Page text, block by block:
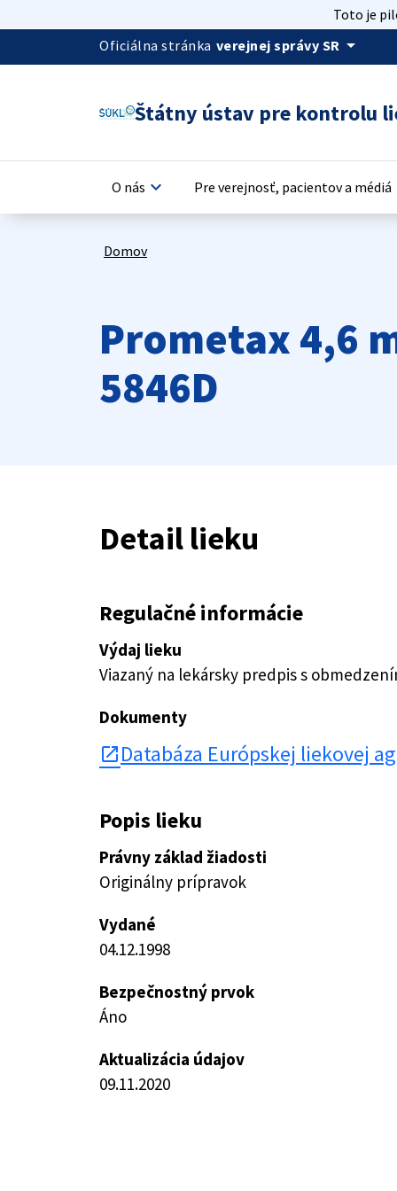
Toto je
Oficiálna stránka verejnej správy SR arrow_drop_down
Štátny ústav pre kontrolu
O nás keyboard_arrow_down Pre verejnosť, pacientov a médiá
Domov
Prometax 4,6
5846D
Detail lieku
Regulačné informácie
Výdaj lieku
Viazaný na lekársky predpis s
Dokumenty
open_in_new Databáza Európskej liekovej
Popis lieku
Právny základ žiadosti
Originálny prípravok
Vydané
04.12.1998
Bezpečnostný prvok
Áno
Aktualizácia údajov
09.11.2020